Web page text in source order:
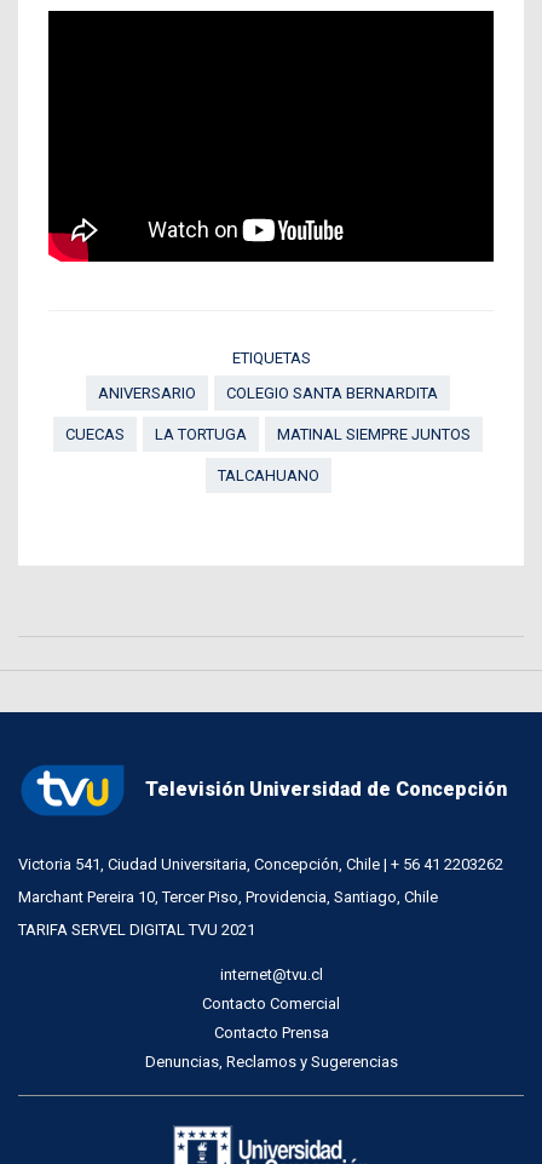
ETIQUETAS
ANIVERSARIO
COLEGIO SANTA BERNARDITA
CUECAS LA TORTUGA MATINAL SIEMPRE JUNTOS
TALCAHUANO
Televisión Universidad de Concepción
Victoria 541, Ciudad Universitaria, Concepción, Chile | + 56 41 2203262
Marchant Pereira 10, Tercer Piso, Providencia, Santiago, Chile
TARIFA SERVEL DIGITAL TVU 2021
internet@tvu.cl
Contacto Comercial
Contacto Prensa
Denuncias, Reclamos y Sugerencias